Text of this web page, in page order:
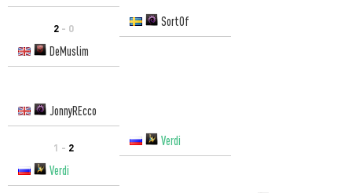
2 - 0
SortOf
DeMuslim
JonnyREcco
1 - 2
Verdi
Verdi